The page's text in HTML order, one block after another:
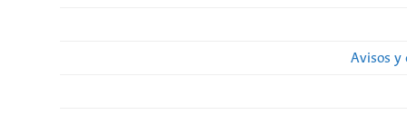
Avisos y